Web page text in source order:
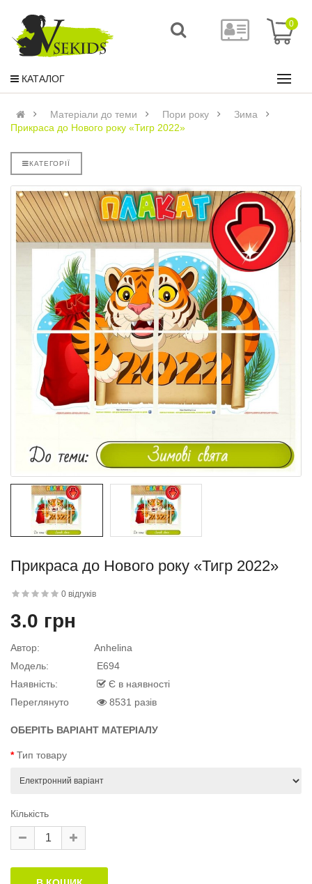
0
КАТАЛОГ
Матеріали до теми Пори року
Зима
Прикраса до Нового року «Тигр 2022»
матеріал
матеріал
КАТЕГОРІЇ
Прикраса до Нового року «Тигр 2022»
0 відгуків
3.0 грн
Автор:
Anhelina
Модель:
E694
Наявність:
Є в наявності
Переглянуто
8531 разів
ОБЕРІТЬ ВАРІАНТ МАТЕРІАЛУ
Тип товару
Кількість